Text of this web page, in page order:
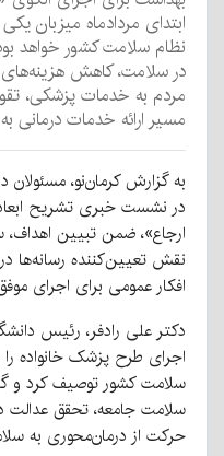
ابتدای مردادماه میزبان
نظام سلامت کشور خواهد
در سلامت، کاهش هزینه‌های
مردم به خدمات پزشکی،
مسیر ارائه خدمات درمانی
به گزارش کرمان‌نو،
در نشست خبری تشریح
ارجاع»، ضمن تبیین اهداف،
نقش تعیین‌کننده رسانه‌ها
افکار عمومی برای اجرای
دکتر علی رادفر، رئیس
اجرای طرح پزشک خانواده
سلامت کشور توصیف کرد و
سلامت جامعه، تحقق
حرکت از درمان‌محوری به